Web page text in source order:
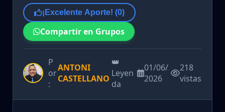
¡Excelente Aporte! (0)
Compartir en Grupos
P
or
:
ANTONI
CASTELLANO
👑
Leyen
da
01/06/
2026
218
vistas